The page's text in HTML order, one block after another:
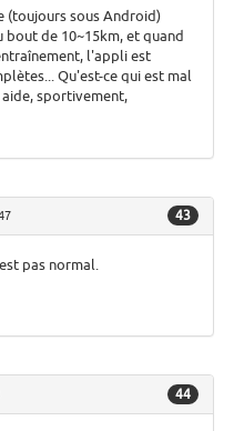
(toujours sous Android)
bout de 10~15km, et quand
l'appli est
Qu'est-ce qui est mal
aide, sportivement,
43
pas normal.
44